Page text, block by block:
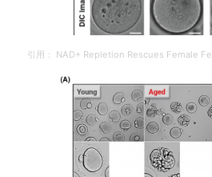
引用： NAD+ Repletion Rescues Female